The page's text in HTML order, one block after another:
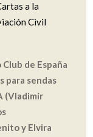
a la
Civil
de España
para sendas
(Vladimír
y Elvira